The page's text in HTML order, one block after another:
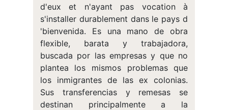
d'eux et n'ayant pas vocation à
s'installer durablement dans le pays d
'bienvenida. Es una mano de obra
flexible, barata y trabajadora,
buscada por las empresas y que no
plantea los mismos problemas que
los inmigrantes de las ex colonias.
Sus transferencias y remesas se
destinan principalmente a la